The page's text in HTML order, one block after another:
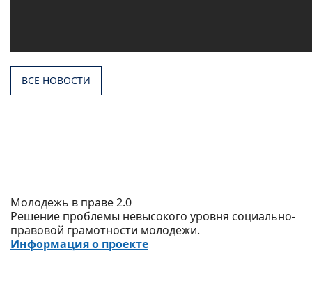
ВСЕ НОВОСТИ
Молодежь в праве 2.0
Решение проблемы невысокого уровня социально-
правовой грамотности молодежи.
Информация о проекте